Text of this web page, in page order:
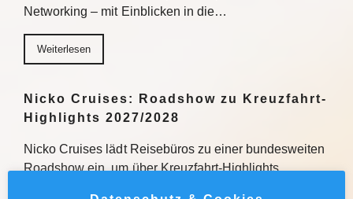
Networking – mit Einblicken in die…
Weiterlesen
Nicko Cruises: Roadshow zu Kreuzfahrt-
Highlights 2027/2028
Nicko Cruises lädt Reisebüros zu einer bundesweiten
Roadshow ein, um über Kreuzfahrt-Highlights